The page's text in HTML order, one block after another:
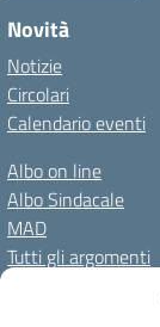
Novità
Notizie
Circolari
Calendario eventi
Albo on line
Albo Sindacale
MAD
Tutti gli argomenti